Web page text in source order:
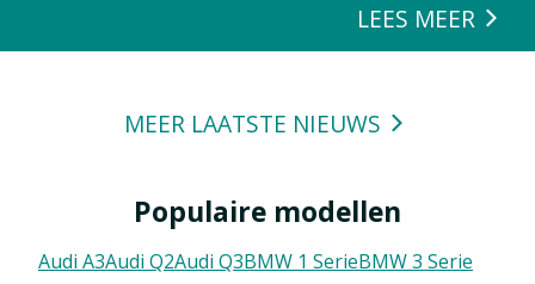
LEES MEER
MEER LAATSTE NIEUWS
Populaire modellen
Audi A3Audi Q2Audi Q3BMW 1 SerieBMW 3 Serie